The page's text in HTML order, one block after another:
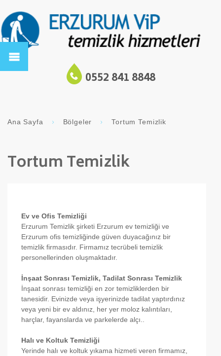
0552 841 8848
Ana Sayfa Bölgeler Tortum Temizlik
Tortum Temizlik
Ev ve Ofis Temizliği
Erzurum Temizlik şirketi Erzurum ev temizliği ve
Erzurum ofis temizliğinde güven duyacağınız bir
temizlik firmasıdır. Firmamız tecrübeli temizlik
personellerinden oluşmaktadır.
İnşaat Sonrası Temizlik, Tadilat Sonrası Temizlik
İnşaat sonrası temizliği en zor temizliklerden bir
tanesidir. Evinizde veya işyerinizde tadilat yaptırdınız
veya yeni bir ev aldınız, her yer moloz kalıntıları,
harçlar, fayanslarda ve parkelerde alçı..
Halı ve Koltuk Temizliği
Yerinde halı ve koltuk yıkama hizmeti veren firmamız,